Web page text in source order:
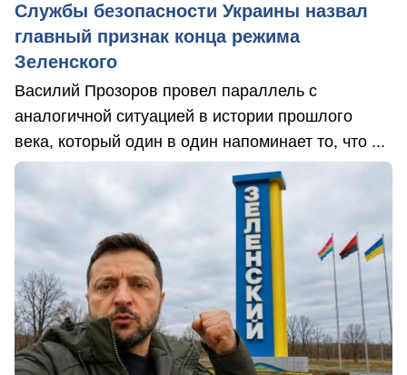
Службы безопасности Украины назвал
главный признак конца режима
Зеленского
Василий Прозоров провел параллель с
аналогичной ситуацией в истории прошлого
века, который один в один напоминает то, что ...